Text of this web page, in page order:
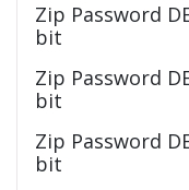
Zip Password
bit
Zip Password
bit
Zip Password
bit